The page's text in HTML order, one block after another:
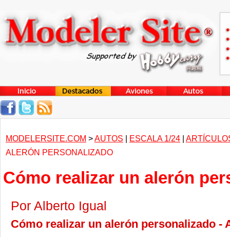
MODELERSITE.COM >AUTOS | ESCALA 1/24 |
ALERÓN PERSONALIZADO
Cómo realizar un alerón
Por Alberto Igual
Cómo realizar un alerón personalizado -